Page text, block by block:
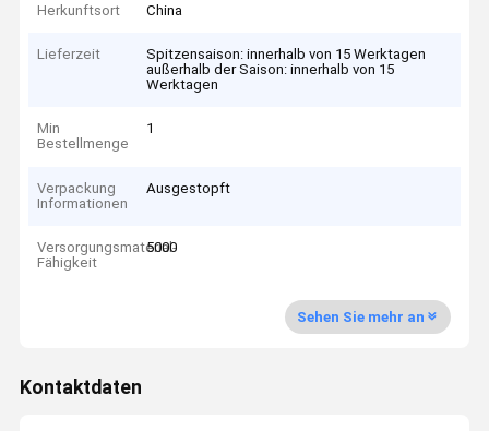
Herkunftsort China
Lieferzeit
Spitzensaison: innerhalb von 15 Werktagen
außerhalb der Saison: innerhalb von 15
Werktagen
Min
Bestellmenge
1
Verpackung
Informationen
Ausgestopft
Versorgungsmaterial-
Fähigkeit
5000
Sehen Sie mehr an
Kontaktdaten